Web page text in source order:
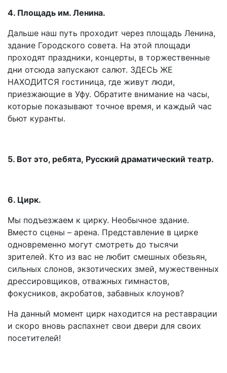
4. Площадь им. Ленина.
Дальше наш путь проходит через площадь Ленина,
здание Городского совета. На этой площади
проходят праздники, концерты, в торжественные
дни отсюда запускают салют. ЗДЕСЬ ЖЕ
НАХОДИТСЯ гостиница, где живут люди,
приезжающие в Уфу. Обратите внимание на часы,
которые показывают точное время, и каждый час
бьют куранты.
5. Вот это, ребята, Русский драматический театр.
6. Цирк.
Мы подъезжаем к цирку. Необычное здание.
Вместо сцены – арена. Представление в цирке
одновременно могут смотреть до тысячи
зрителей. Кто из вас не любит смешных обезьян,
сильных слонов, экзотических змей, мужественных
дрессировщиков, отважных гимнастов,
фокусников, акробатов, забавных клоунов?
На данный момент цирк находится на реставрации
и скоро вновь распахнет свои двери для своих
посетителей!